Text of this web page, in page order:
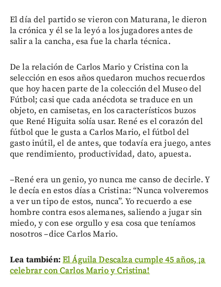
El día del partido se vieron con Maturana, le dieron
la crónica y él se la leyó a los jugadores antes de
salir a la cancha, esa fue la charla técnica.
De la relación de Carlos Mario y Cristina con la
selección en esos años quedaron muchos recuerdos
que hoy hacen parte de la colección del Museo del
Fútbol; casi que cada anécdota se traduce en un
objeto, en camisetas, en los característicos buzos
que René Higuita solía usar. René es el corazón del
fútbol que le gusta a Carlos Mario, el fútbol del
gasto inútil, el de antes, que todavía era juego, antes
que rendimiento, productividad, dato, apuesta.
–René era un genio, yo nunca me canso de decirle. Y
le decía en estos días a Cristina: “Nunca volveremos
a ver un tipo de estos, nunca”. Yo recuerdo a ese
hombre contra esos alemanes, saliendo a jugar sin
miedo, y con ese orgullo y esa cosa que teníamos
nosotros –dice Carlos Mario.
Lea también: El Águila Descalza cumple 45 años, ¡a
celebrar con Carlos Mario y Cristina!